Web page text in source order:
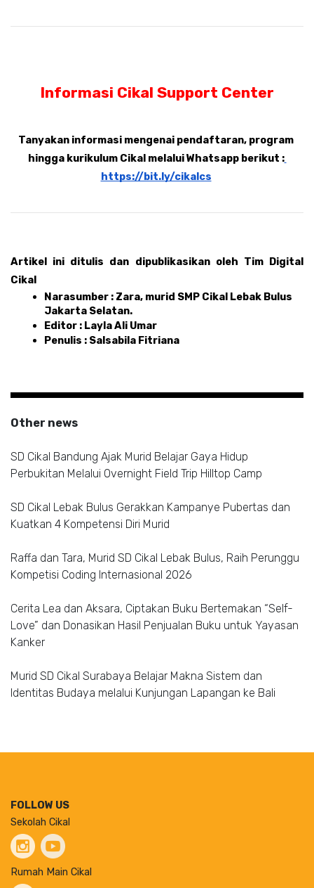
Informasi Cikal Support Center
Tanyakan informasi mengenai pendaftaran, program
hingga kurikulum Cikal melalui Whatsapp berikut :
https://bit.ly/cikalcs
Artikel ini ditulis dan dipublikasikan oleh Tim Digital
Cikal
Narasumber : Zara, murid SMP Cikal Lebak Bulus
Jakarta Selatan.
Editor : Layla Ali Umar
Penulis : Salsabila Fitriana
Other news
SD Cikal Bandung Ajak Murid Belajar Gaya Hidup
Perbukitan Melalui Overnight Field Trip Hilltop Camp
SD Cikal Lebak Bulus Gerakkan Kampanye Pubertas dan
Kuatkan 4 Kompetensi Diri Murid
Raffa dan Tara, Murid SD Cikal Lebak Bulus, Raih Perunggu
Kompetisi Coding Internasional 2026
Cerita Lea dan Aksara, Ciptakan Buku Bertemakan “Self-
Love” dan Donasikan Hasil Penjualan Buku untuk Yayasan
Kanker
Murid SD Cikal Surabaya Belajar Makna Sistem dan
Identitas Budaya melalui Kunjungan Lapangan ke Bali
FOLLOW US
Sekolah Cikal
Rumah Main Cikal